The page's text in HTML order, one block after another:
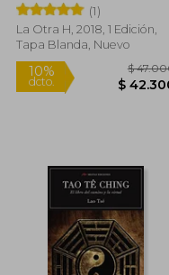
(1)
La Otra H, 2018, 1 Edición,
Tapa Blanda, Nuevo
10%
dcto.